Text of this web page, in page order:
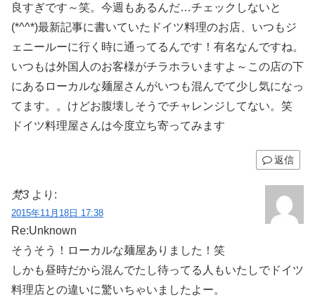
良すぎです～笑。今週もあるんだ…チェックしないと
(*^^*)最新記事に書いていたドイツ料理のお店、いつもジ
ェニールーに行く時に通ってるんです！有名なんですね。
いつもは外国人のお客様がチラホラいますよ～ この店の下
にあるローカルな麺屋さんがいつも混んでて少し気になっ
てます。。けどお腹壊しそうでチャレンジしてない。笑
ドイツ料理屋さんは今度立ち寄ってみます
返信
梵3 より:
2015年11月18日 17:38
Re:Unknown
そうそう！ローカルな麺屋ありました！笑
しかも昼時だから混んでたし待ってる人もいたしでドイツ
料理店との違いに驚いちゃいましたよー。